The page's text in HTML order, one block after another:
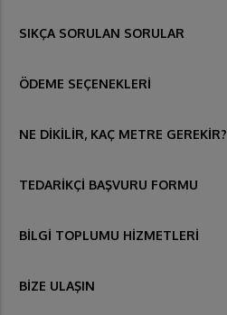
SIKÇA SORULAN SORULAR
ÖDEME SEÇENEKLERİ
NE DİKİLİR, KAÇ METRE GEREKİR?
TEDARİKÇİ BAŞVURU FORMU
BİLGİ TOPLUMU HİZMETLERİ
BİZE ULAŞIN